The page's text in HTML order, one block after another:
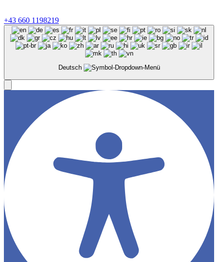
+43 660 1198219‬
Deutsch